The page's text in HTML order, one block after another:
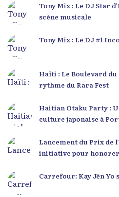
Tony Mix : Le DJ Star
scène musicale
Tony Mix : Le DJ #1
Haïti : Le Boulevard du
rythme du Rara Fest
Haitian Otaku Party :
culture japonaise à
Lancement du Prix de
initiative pour honorer
Carrefour: Kay Jèn Yo